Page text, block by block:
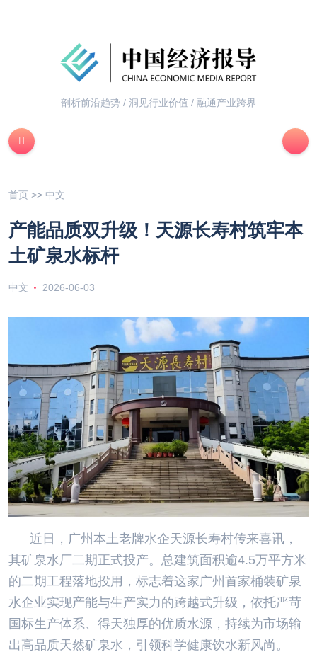
剖析前沿趋势 / 洞见行业价值 / 融通产业跨界
首页 >> 中文
产能品质双升级！天源长寿村筑牢本
土矿泉水标杆
中文 2026-06-03
近日，广州本土老牌水企天源长寿村传来喜讯，
其矿泉水厂二期正式投产。总建筑面积逾4.5万平方米
的二期工程落地投用，标志着这家广州首家桶装矿泉
水企业实现产能与生产实力的跨越式升级，依托严苛
国标生产体系、得天独厚的优质水源，持续为市场输
出高品质天然矿泉水，引领科学健康饮水新风尚。